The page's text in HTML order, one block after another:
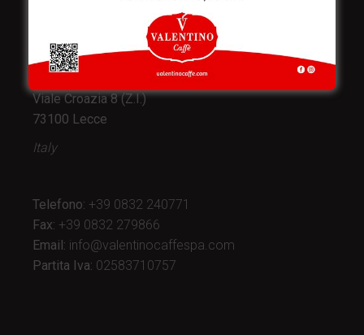
e produzione:
Viale Croazia 8 (Z.I.)
73100 Lecce
Italy
Telefono: +39 0832 240771
Fax: +39 0832 279866
Email: info@valentinocaffespa.com
Partita Iva: 02583710757